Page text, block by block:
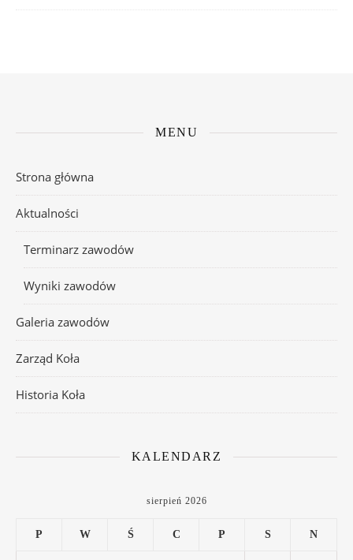
MENU
Strona główna
Aktualności
Terminarz zawodów
Wyniki zawodów
Galeria zawodów
Zarząd Koła
Historia Koła
KALENDARZ
sierpień 2026
P W Ś C P S N